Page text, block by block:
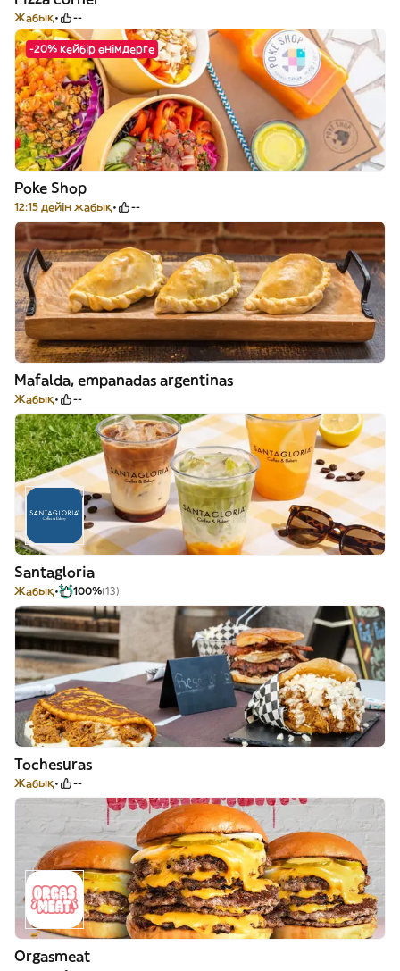
Жабық --
-20% кейбір өнімдерге
Poke Shop
12:15 дейін жабық --
Mafalda, empanadas argentinas
Жабық --
Santagloria
Жабық 100%(13)
Tochesuras
Жабық --
Orgasmeat